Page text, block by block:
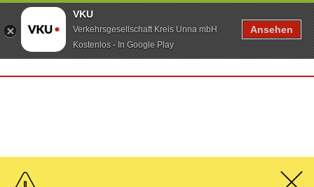
VKU
Verkehrsgesellschaft Kreis Unna mbH
Kostenlos - In Google Play
Ansehen